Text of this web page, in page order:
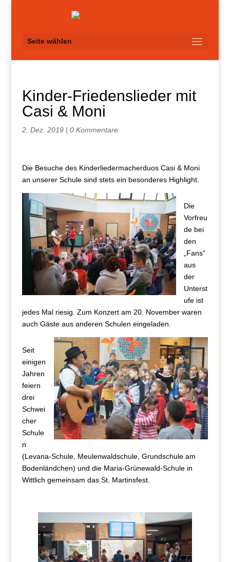
Seite wählen
Kinder-Friedenslieder mit
Casi & Moni
2. Dez. 2019| 0 Kommentare
Die Besuche des Kinderliedermacherduos Casi & Moni
an unserer Schule sind stets ein besonderes Highlight.
Die
Vorfreu
de bei
den
„Fans“
aus
der
Unterst
ufe ist
jedes Mal riesig. Zum Konzert am 20. November waren
auch Gäste aus anderen Schulen eingeladen.
Seit
einigen
Jahren
feiern
drei
Schwei
cher
Schule
n
(Levana-Schule, Meulenwaldschule, Grundschule am
Bodenländchen) und die Maria-Grünewald-Schule in
Wittlich gemeinsam das St. Martinsfest.